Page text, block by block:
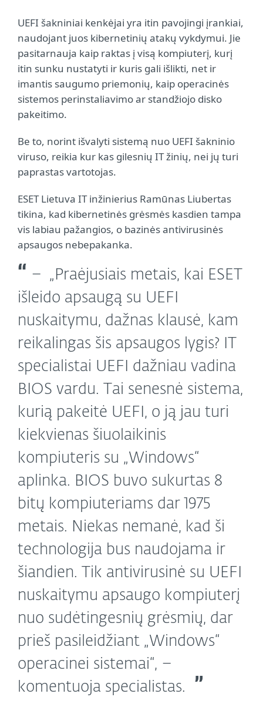
UEFI šakniniai kenkėjai yra itin pavojingi įrankiai,
naudojant juos kibernetinių atakų vykdymui. Jie
pasitarnauja kaip raktas į visą kompiuterį, kurį
itin sunku nustatyti ir kuris gali išlikti, net ir
imantis saugumo priemonių, kaip operacinės
sistemos perinstaliavimo ar standžiojo disko
pakeitimo.
Be to, norint išvalyti sistemą nuo UEFI šakninio
viruso, reikia kur kas gilesnių IT žinių, nei jų turi
paprastas vartotojas.
ESET Lietuva IT inžinierius Ramūnas Liubertas
tikina, kad kibernetinės grėsmės kasdien tampa
vis labiau pažangios, o bazinės antivirusinės
apsaugos nebepakanka.
„Praėjusiais metais, kai ESET
išleido apsaugą su UEFI
nuskaitymu, dažnas klausė, kam
reikalingas šis apsaugos lygis? IT
specialistai UEFI dažniau vadina
BIOS vardu. Tai senesnė sistema,
kurią pakeitė UEFI, o ją jau turi
kiekvienas šiuolaikinis
kompiuteris su „Windows“
aplinka. BIOS buvo sukurtas 8
bitų kompiuteriams dar 1975
metais. Niekas nemanė, kad ši
technologija bus naudojama ir
šiandien. Tik antivirusinė su UEFI
nuskaitymu apsaugo kompiuterį
nuo sudėtingesnių grėsmių, dar
prieš pasileidžiant „Windows“
operacinei sistemai“, –
komentuoja specialistas.